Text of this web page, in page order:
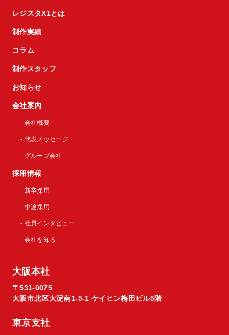
レジスタX1とは
制作実績
コラム
制作スタッフ
お知らせ
会社案内
- 会社概要
- 代表メッセージ
- グループ会社
採用情報
- 新卒採用
- 中途採用
- 社員インタビュー
- 会社を知る
大阪本社
〒531-0075
大阪市北区大淀南1-5-1 ケイヒン梅田ビル5階
東京支社